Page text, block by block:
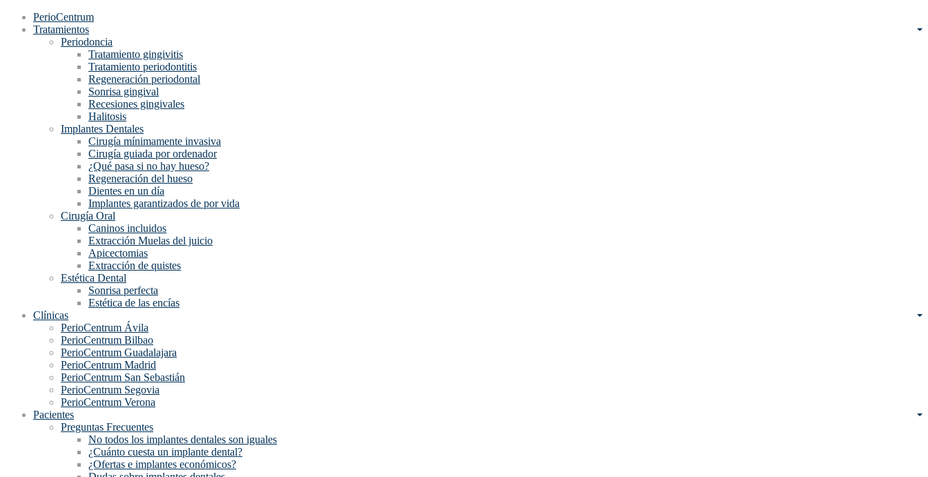
PerioCentrum
Tratamientos
Periodoncia
Tratamiento gingivitis
Tratamiento periodontitis
Regeneración periodontal
Sonrisa gingival
Recesiones gingivales
Halitosis
Implantes Dentales
Cirugía mínimamente invasiva
Cirugía guiada por ordenador
¿Qué pasa si no hay hueso?
Regeneración del hueso
Dientes en un día
Implantes garantizados de por vida
Cirugía Oral
Caninos incluidos
Extracción Muelas del juicio
Apicectomias
Extracción de quistes
Estética Dental
Sonrisa perfecta
Estética de las encías
Clínicas
PerioCentrum Ávila
PerioCentrum Bilbao
PerioCentrum Guadalajara
PerioCentrum Madrid
PerioCentrum San Sebastián
PerioCentrum Segovia
PerioCentrum Verona
Pacientes
Preguntas Frecuentes
No todos los implantes dentales son iguales
¿Cuánto cuesta un implante dental?
¿Ofertas e implantes económicos?